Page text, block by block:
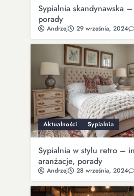
Sypialnia skandynawska
porady
Andrzej 29 września, 2024
Aktualności Sypialnia
Sypialnia w stylu retro –
aranżacje, porady
Andrzej 28 września, 2024